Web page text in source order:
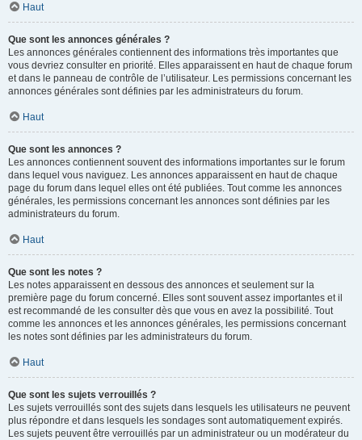
Haut
Que sont les annonces générales ?
Les annonces générales contiennent des informations très importantes que
vous devriez consulter en priorité. Elles apparaissent en haut de chaque forum
et dans le panneau de contrôle de l’utilisateur. Les permissions concernant les
annonces générales sont définies par les administrateurs du forum.
Haut
Que sont les annonces ?
Les annonces contiennent souvent des informations importantes sur le forum
dans lequel vous naviguez. Les annonces apparaissent en haut de chaque
page du forum dans lequel elles ont été publiées. Tout comme les annonces
générales, les permissions concernant les annonces sont définies par les
administrateurs du forum.
Haut
Que sont les notes ?
Les notes apparaissent en dessous des annonces et seulement sur la
première page du forum concerné. Elles sont souvent assez importantes et il
est recommandé de les consulter dès que vous en avez la possibilité. Tout
comme les annonces et les annonces générales, les permissions concernant
les notes sont définies par les administrateurs du forum.
Haut
Que sont les sujets verrouillés ?
Les sujets verrouillés sont des sujets dans lesquels les utilisateurs ne peuvent
plus répondre et dans lesquels les sondages sont automatiquement expirés.
Les sujets peuvent être verrouillés par un administrateur ou un modérateur du